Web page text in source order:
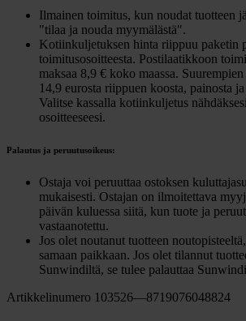
Ilmainen toimitus, kun noudat tuotteen
"tilaa ja nouda myymälästä".
Kotiinkuljetuksen hinta riippuu paketin
toimitusosoitteesta. Postilaatikkoon
maksaa 8,9 € koko maassa.
14,9 eurosta riippuen koosta, painosta
Valitse kassalla kotiinkuljetus
osoitteeseesi.
Palautus ja peruutusoikeus:
Ostaja voi peruuttaa ostoksen
mukaisesti. Ostajan on ilmoitettava
päivän kuluessa siitä, kun tuote ja
vastaanotettu.
Jos olet noutanut tuotteen
samaan paikkaan. Jos olet tilannut
Sunwindiltä, se tulee palauttaa
Artikkelinumero 103526—8719076048824